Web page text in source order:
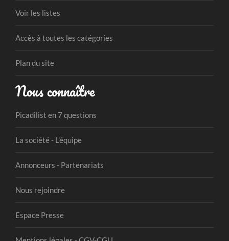
Voir les listes
Accès à toutes les catégories
Plan du site
Nous connaître
Picadilist en 7 questions
La société - L'équipe
Annonceurs - Partenariats
Nous rejoindre
Espace Presse